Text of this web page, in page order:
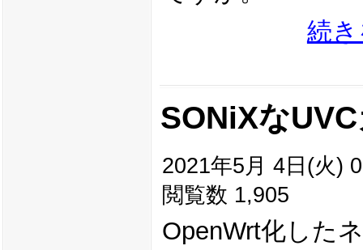
続
SONiXな
2021年5月 4日(火)
閲覧数 1,905
OpenWrt化した